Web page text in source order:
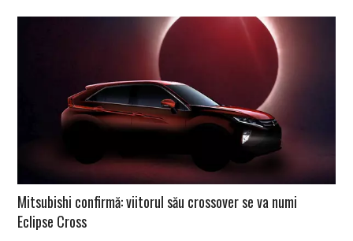
Mitsubishi confirmă: viitorul său crossover se va numi
Eclipse Cross